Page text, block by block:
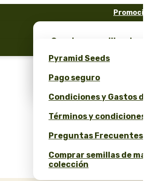
¡Consigue semillas de
Seeds!
Obtén un 10% de
Pyramid Seeds
Pago seguro
Condiciones y Gastos
Términos y
Preguntas Frecuentes
Comprar semillas de
colección